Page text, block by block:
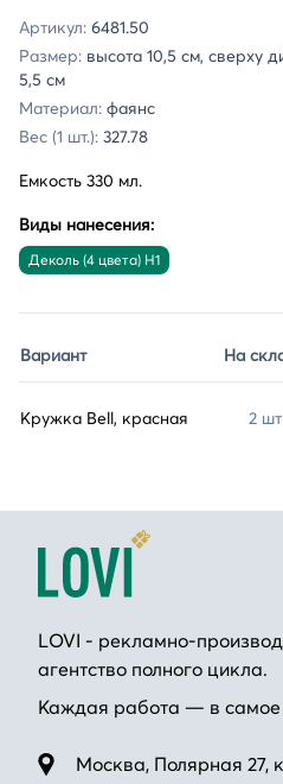
Артикул: 6481.50
Размер: высота 10,5 см, сверху
5,5 см
Материал: фаянс
Вес (1 шт.): 327.78
Емкость 330 мл.
Виды нанесения:
Деколь (4 цвета) H1
Вариант На
Кружка Bell, красная 2 шт
LOVI - рекламно-
агентство полного цикла.
Каждая работа — в самое
Москва, Полярная 27,